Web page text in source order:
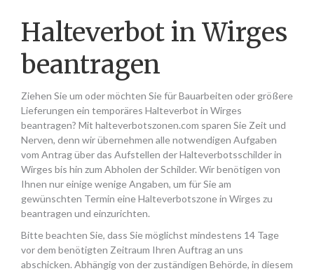
Halteverbot in Wirges
beantragen
Ziehen Sie um oder möchten Sie für Bauarbeiten oder größere
Lieferungen ein temporäres Halteverbot in Wirges
beantragen? Mit halteverbotszonen.com sparen Sie Zeit und
Nerven, denn wir übernehmen alle notwendigen Aufgaben
vom Antrag über das Aufstellen der Halteverbotsschilder in
Wirges bis hin zum Abholen der Schilder. Wir benötigen von
Ihnen nur einige wenige Angaben, um für Sie am
gewünschten Termin eine Halteverbotszone in Wirges zu
beantragen und einzurichten.
Bitte beachten Sie, dass Sie möglichst mindestens 14 Tage
vor dem benötigten Zeitraum Ihren Auftrag an uns
abschicken. Abhängig von der zuständigen Behörde, in diesem